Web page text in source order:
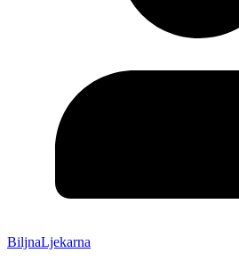
BiljnaLjekarna